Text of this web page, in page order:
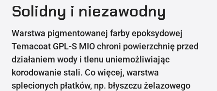
Solidny i niezawodny
Warstwa pigmentowanej farby epoksydowej
Temacoat GPL-S MIO chroni powierzchnię przed
działaniem wody i tlenu uniemożliwiając
korodowanie stali. Co więcej, warstwa
splecionych płatków, np. błyszczu żelazowego